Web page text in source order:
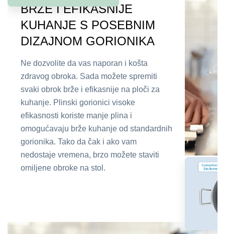
BRŽE I EFIKASNIJE
KUHANJE S POSEBNIM
DIZAJNOM GORIONIKA
Ne dozvolite da vas naporan i košta
zdravog obroka. Sada možete spremiti
svaki obrok brže i efikasnije na ploči za
kuhanje. Plinski gorionici visoke
efikasnosti koriste manje plina i
omogućavaju brže kuhanje od standardnih
gorionika. Tako da čak i ako vam
nedostaje vremena, brzo možete staviti
omiljene obroke na stol.